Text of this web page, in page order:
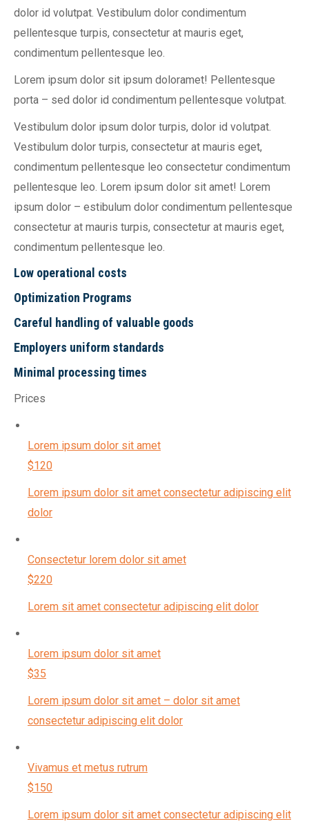
dolor id volutpat. Vestibulum dolor condimentum
pellentesque turpis, consectetur at mauris eget,
condimentum pellentesque leo.
Lorem ipsum dolor sit ipsum doloramet! Pellentesque
porta – sed dolor id condimentum pellentesque volutpat.
Vestibulum dolor ipsum dolor turpis, dolor id volutpat.
Vestibulum dolor turpis, consectetur at mauris eget,
condimentum pellentesque leo consectetur condimentum
pellentesque leo. Lorem ipsum dolor sit amet! Lorem
ipsum dolor – estibulum dolor condimentum pellentesque
consectetur at mauris turpis, consectetur at mauris eget,
condimentum pellentesque leo.
Low operational costs
Optimization Programs
Careful handling of valuable goods
Employers uniform standards
Minimal processing times
Prices
Lorem ipsum dolor sit amet
$120
Lorem ipsum dolor sit amet consectetur adipiscing elit
dolor
Consectetur lorem dolor sit amet
$220
Lorem sit amet consectetur adipiscing elit dolor
Lorem ipsum dolor sit amet
$35
Lorem ipsum dolor sit amet – dolor sit amet
consectetur adipiscing elit dolor
Vivamus et metus rutrum
$150
Lorem ipsum dolor sit amet consectetur adipiscing elit